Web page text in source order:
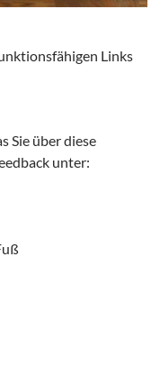
Links
Sie über diese
unter: